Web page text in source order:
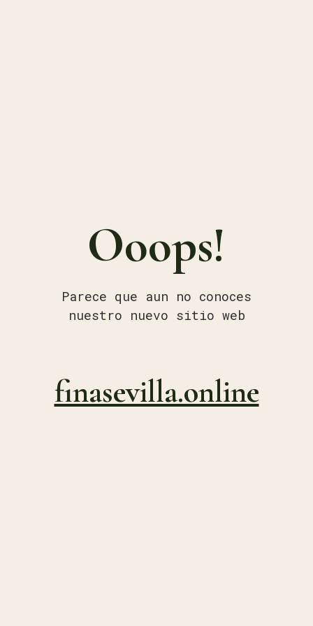
Ooops!
Parece que aun no conoces
nuestro nuevo sitio web
finasevilla.online